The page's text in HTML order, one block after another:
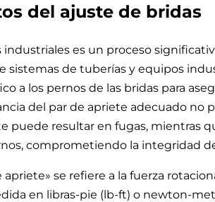
del ajuste de bridas
industriales es un proceso
de tuberías y equipos
a los pernos de las bridas para
del par de apriete adecuado no
puede resultar en fugas, mientras
comprometiendo la integridad
se refiere a la fuerza
en libras-pie (lb-ft) o newton-